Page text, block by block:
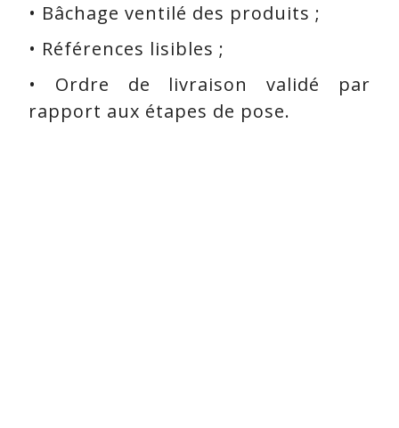
• Bâchage ventilé des produits ;
• Références lisibles ;
• Ordre de livraison validé par
rapport aux étapes de pose.